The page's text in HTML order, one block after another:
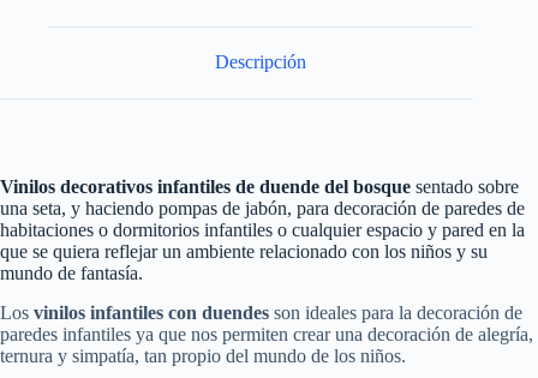
Descripción
Vinilos decorativos infantiles de duende del bosque sentado sobre
una seta, y haciendo pompas de jabón, para decoración de paredes de
habitaciones o dormitorios infantiles o cualquier espacio y pared en la
que se quiera reflejar un ambiente relacionado con los niños y su
mundo de fantasía.
Los vinilos infantiles con duendes son ideales para la decoración de
paredes infantiles ya que nos permiten crear una decoración de alegría,
ternura y simpatía, tan propio del mundo de los niños.